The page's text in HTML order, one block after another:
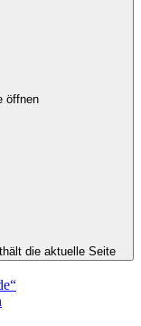
öffnen
die aktuelle Seite